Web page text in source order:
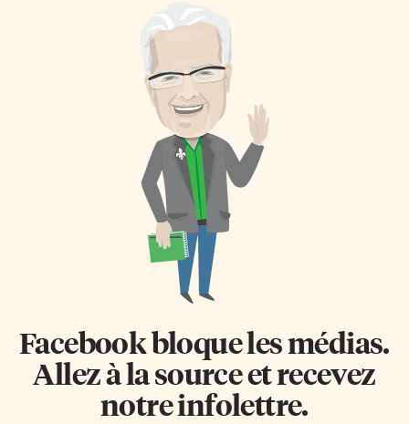
Facebook bloque les médias.
Allez à la source et recevez
notre infolettre.